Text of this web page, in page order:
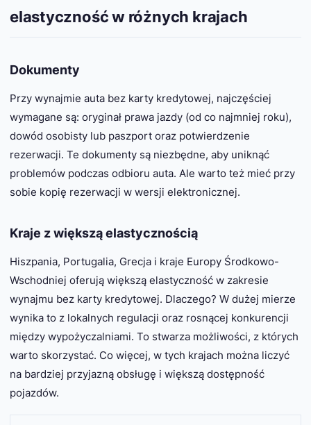
elastyczność w różnych krajach
Dokumenty
Przy wynajmie auta bez karty kredytowej, najczęściej
wymagane są: oryginał prawa jazdy (od co najmniej roku),
dowód osobisty lub paszport oraz potwierdzenie
rezerwacji. Te dokumenty są niezbędne, aby uniknąć
problemów podczas odbioru auta. Ale warto też mieć przy
sobie kopię rezerwacji w wersji elektronicznej.
Kraje z większą elastycznością
Hiszpania, Portugalia, Grecja i kraje Europy Środkowo-
Wschodniej oferują większą elastyczność w zakresie
wynajmu bez karty kredytowej. Dlaczego? W dużej mierze
wynika to z lokalnych regulacji oraz rosnącej konkurencji
między wypożyczalniami. To stwarza możliwości, z których
warto skorzystać. Co więcej, w tych krajach można liczyć
na bardziej przyjazną obsługę i większą dostępność
pojazdów.